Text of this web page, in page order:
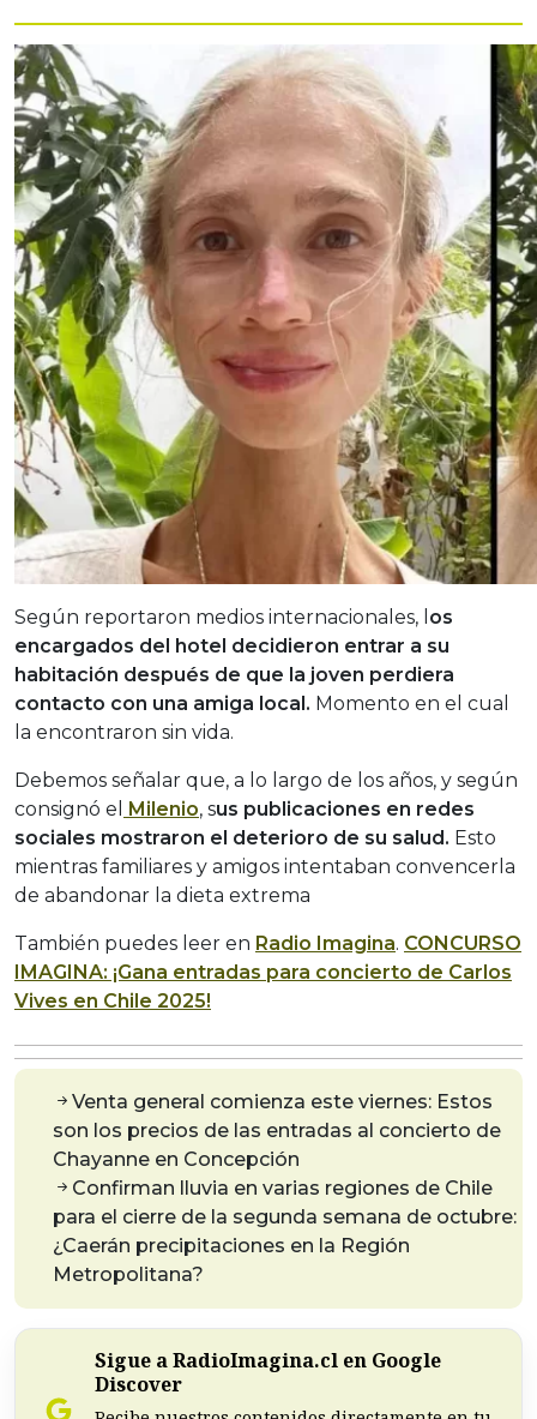
Según reportaron medios internacionales, l os
encargados del hotel decidieron entrar a su
habitación después de que la joven perdiera
contacto con una amiga local. Momento en el cual
la encontraron sin vida.
Debemos señalar que, a lo largo de los años, y según
consignó el
Milenio, sus publicaciones en redes
sociales mostraron el deterioro de su salud. Esto
mientras familiares y amigos intentaban convencerla
de abandonar la dieta extrema
También puedes leer en Radio Imagina. CONCURSO
IMAGINA: ¡Gana entradas para concierto de Carlos
Vives en Chile 2025!
Venta general comienza este viernes: Estos
son los precios de las entradas al concierto de
Chayanne en Concepción
Confirman lluvia en varias regiones de Chile
para el cierre de la segunda semana de octubre:
¿Caerán precipitaciones en la Región
Metropolitana?
Sigue a RadioImagina.cl en Google
Discover